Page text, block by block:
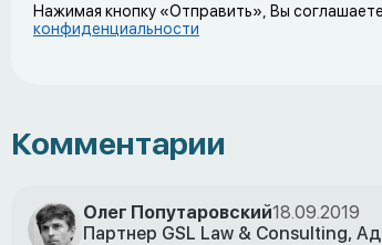
Нажимая кнопку «Отправить», Вы
конфиденциальности
Комментарии
Олег Попутаровский18.09.2019
Партнер GSL Law & Consulting,